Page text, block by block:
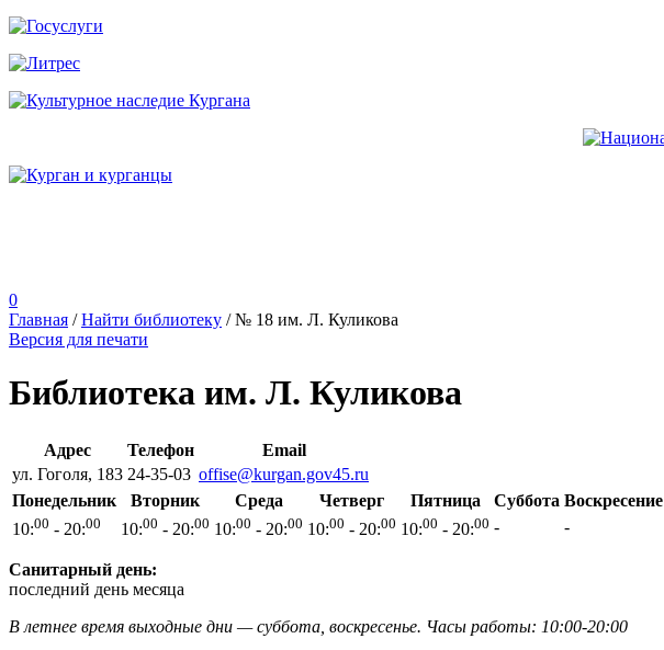
0
Главная /Найти библиотеку /№ 18 им. Л. Куликова
Версия для печати
Библиотека им. Л. Куликова
Адрес Телефон
Email
ул. Гоголя, 183 24-35-03 offise@kurgan.gov45.ru
Понедельник
Вторник Среда Четверг Пятница Суббота Воскресение
10:00 - 20:00 10:00 - 20:00 10:00 - 20:00 10:00 - 20:00 10:00 - 20:00 - -
Санитарный день:
последний день месяца
В летнее время выходные дни — суббота, воскресенье. Часы работы: 10:00-20:00